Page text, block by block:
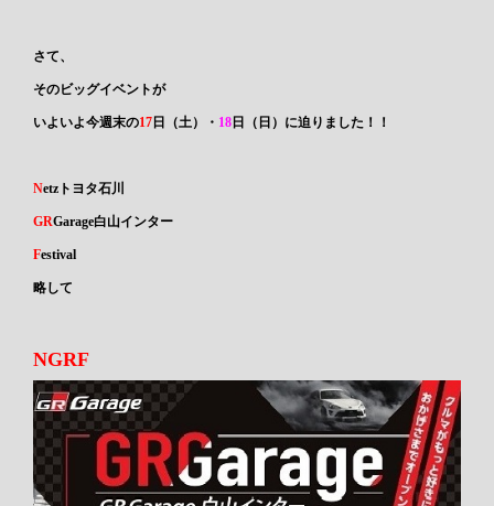
さて、
そのビッグイベントが
いよいよ今週末の17 日（土） ・ 18 日（日） に迫りました！！
Netzトヨタ石川
GRGarage白山インター
Festival
略して
NGRF